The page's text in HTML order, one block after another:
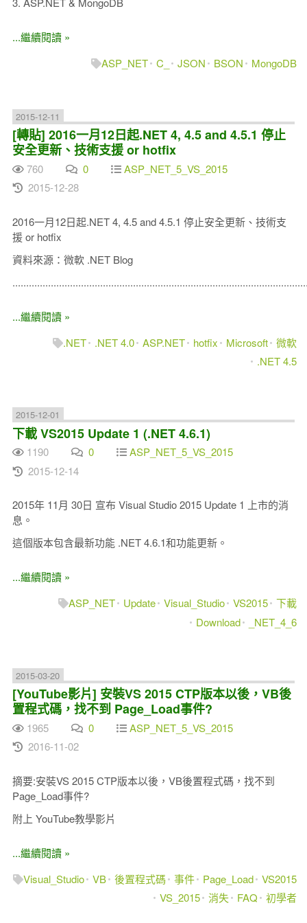
...繼續閱讀 »
ASP_NET C_ JSON BSON MongoDB
2015-12-11
[轉貼] 2016一月12日起.NET 4, 4.5 and 4.5.1 停止
安全更新、技術支援 or hotfix
760 0
ASP_NET_5_VS_2015
2015-12-28
2016一月12日起.NET 4, 4.5 and 4.5.1 停止安全更新、技術支
援 or hotfix
資料來源：微軟 .NET Blog
...繼續閱讀 »
.NET
.NET 4.0 ASP.NET hotfix Microsoft 微軟
.NET 4.5
2015-12-01
下載 VS2015 Update 1 (.NET 4.6.1)
1190 0
ASP_NET_5_VS_2015
2015-12-14
2015年 11月 30日 宣布 Visual Studio 2015 Update 1 上市的消
息。
這個版本包含最新功能 .NET 4.6.1和功能更新。
...繼續閱讀 »
ASP_NET
Update Visual_Studio VS2015 下載
Download
_NET_4_6
2015-03-20
[YouTube影片] 安裝VS 2015 CTP版本以後，VB後
置程式碼，找不到 Page_Load事件?
1965 0
ASP_NET_5_VS_2015
2016-11-02
摘要:安裝VS 2015 CTP版本以後，VB後置程式碼，找不到
Page_Load事件?
附上 YouTube教學影片
...繼續閱讀 »
Visual_Studio VB 後置程式碼 事件 Page_Load VS2015
VS_2015 消失 FAQ 初學者